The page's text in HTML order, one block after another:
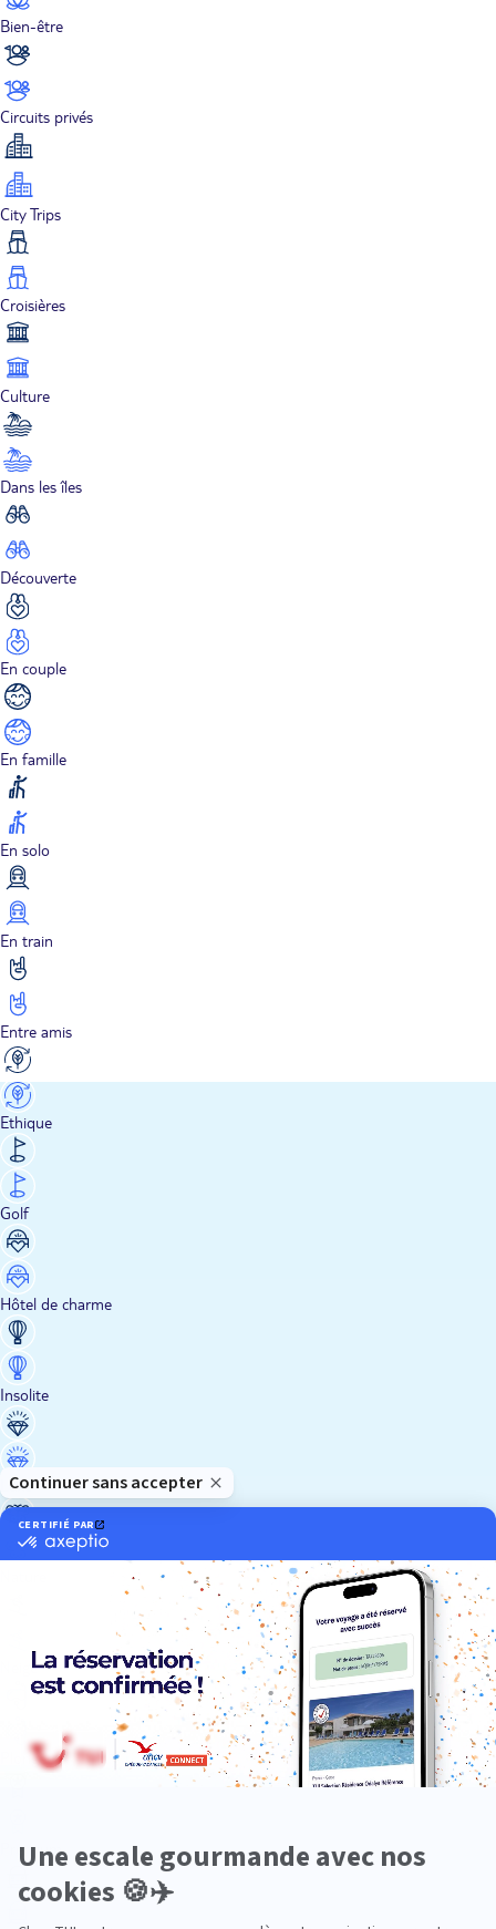
Bien-être
Circuits privés
City Trips
Croisières
Culture
Dans les îles
Découverte
En couple
En famille
En solo
En train
Entre amis
Ethique
Golf
Hôtel de charme
Insolite
Luxe
Neige
Plongée
Premium